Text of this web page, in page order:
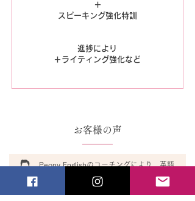
＋
スピーキング強化特訓
進捗により
＋ライティング強化など
お客様の声
Peony Englishのコーチングにより、英語
対する抵抗感がなくなった。